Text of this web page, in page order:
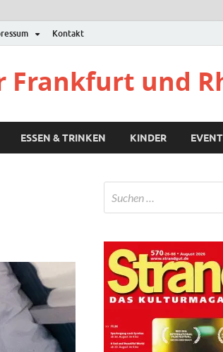
Kontakt
Frankfurt und
ESSEN & TRINKEN KINDER